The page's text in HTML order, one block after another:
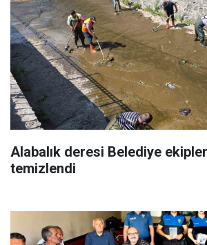
Alabalık deresi Belediye
temizlendi